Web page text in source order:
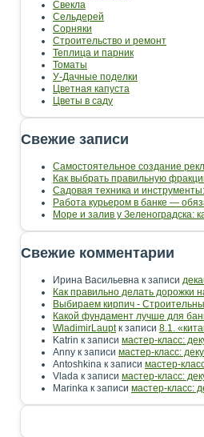
Свекла
Сельдерей
Сорняки
Строительство и ремонт
Теплица и парник
Томаты
У-Дачные поделки
Цветная капуста
Цветы в саду
Свежие записи
Самостоятельное создание
Как выбрать правильную
Садовая техника и
Работа курьером в банке —
Море и залив у Зеленоградска:
Свежие комментарии
Ирина Васильевна к записи
Как правильно делать дорожки
Выбираем кирпич -
Какой фундамент лучше для
WladimirLauptк записи 8.1.
Katrin к записи мастер-класс:
Anny к записи мастер-класс:
Antoshkina к записи мастер-
Vlada к записи мастер-класс:
Marinka к записи мастер-класс: